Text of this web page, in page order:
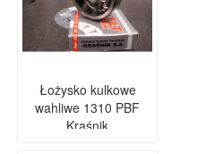
Łożysko kulkowe
wahliwe 1310 PBF
Kraśnik